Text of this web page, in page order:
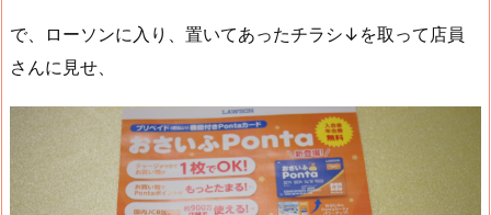
で、ローソンに入り、置いてあったチラシ↓を取って店員
さんに見せ、